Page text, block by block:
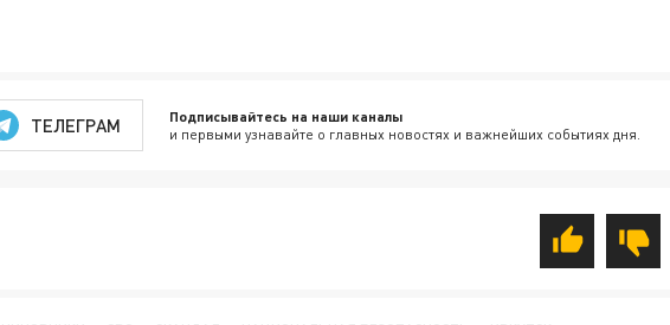
ТЕЛЕГРАМ Подписывайтесь на наши каналы
и первыми узнавайте о главных новостях и важнейших событиях дня.